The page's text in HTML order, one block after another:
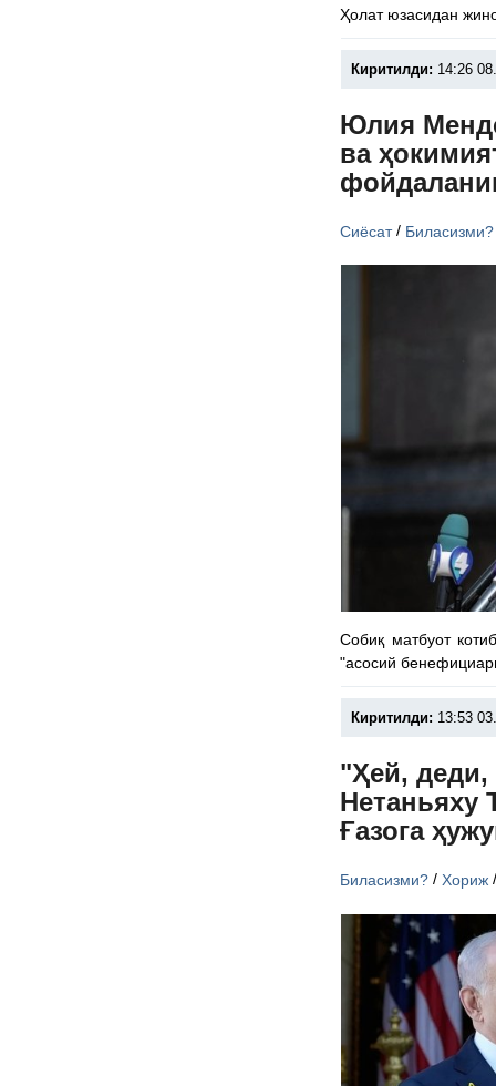
Ҳолат юзасидан
Киритилди: 14:26
Юлия
ва
Сиёсат/ Биласизми?
Собиқ матбуот
"асосий
Киритилди: 13:53
"Ҳей, деди,
Нетаньяху
Ғазога
Биласизми? /Хориж